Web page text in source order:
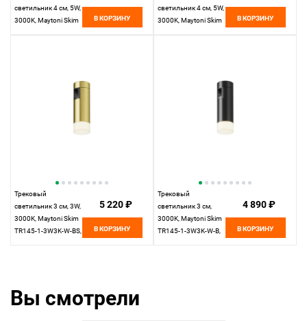
светильник 4 см, 5W,
3000K, Maytoni Skim
В КОРЗИНУ
светильник 4 см, 5W,
3000K, Maytoni Skim
В КОРЗИНУ
Трековый
светильник 3 см, 3W,
3000K, Maytoni Skim
TR145-1-3W3K-W-BS,
5 220 ₽
В КОРЗИНУ
Трековый
светильник 3 см,
3000K, Maytoni Skim
TR145-1-3W3K-W-B,
4 890 ₽
В КОРЗИНУ
Вы смотрели